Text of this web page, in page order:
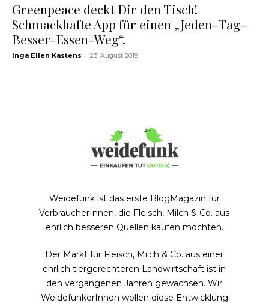
Greenpeace deckt Dir den Tisch!
Schmackhafte App für einen „Jeden-Tag-
Besser-Essen-Weg“.
Inga Ellen Kastens - 23. August 2019
Weidefunk ist das erste BlogMagazin für
VerbraucherInnen, die Fleisch, Milch & Co. aus
ehrlich besseren Quellen kaufen möchten.
Der Markt für Fleisch, Milch & Co. aus einer
ehrlich tiergerechteren Landwirtschaft ist in
den vergangenen Jahren gewachsen. Wir
WeidefunkerInnen wollen diese Entwicklung